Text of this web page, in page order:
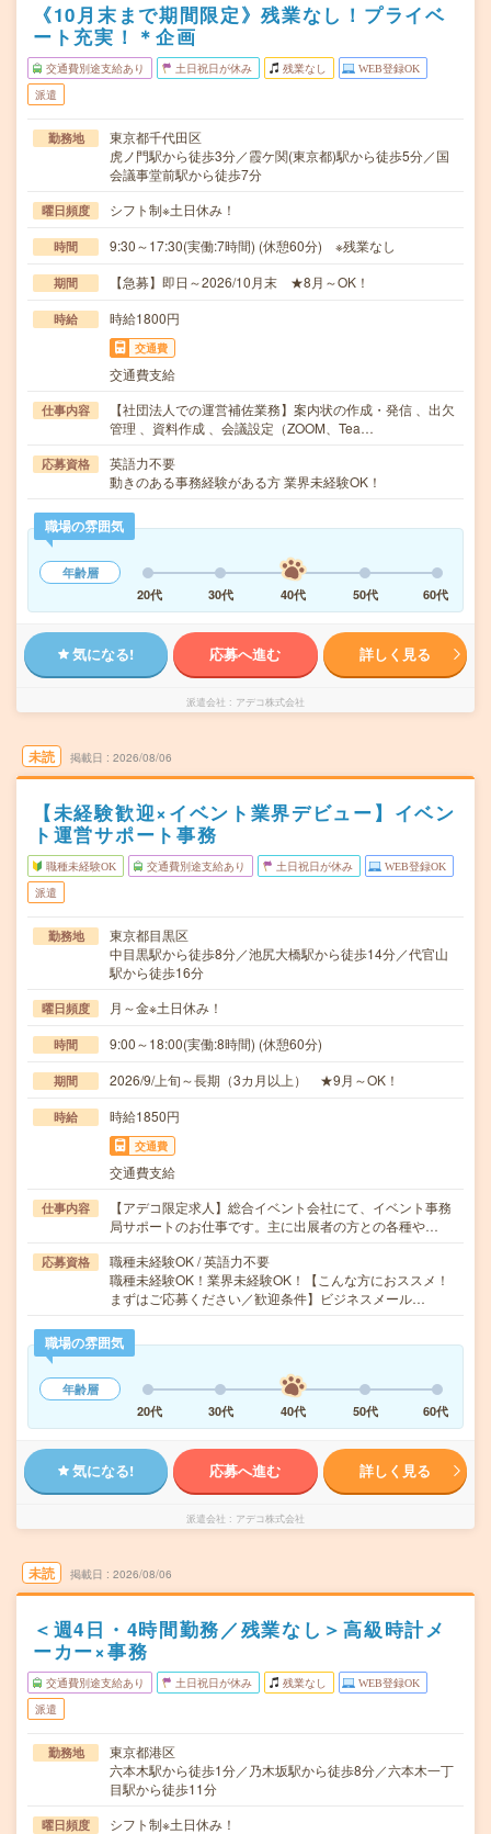
《10月末まで期間限定》残業なし！プライベ
ート充実！＊企画
交通費別途支給あり 土日祝日が休み 残業なし WEB登録OK
派遣
勤務地
東京都千代田区
虎ノ門駅から徒歩3分／霞ケ関(東京都)駅から徒歩5分／国
会議事堂前駅から徒歩7分
曜日頻度 シフト制※土日休み！
時間 9:30～17:30(実働:7時間) (休憩60分) ※残業なし
期間 【急募】即日～2026/10月末 ★8月～OK！
時給 時給1800円
交通費
交通費支給
仕事内容
【社団法人での運営補佐業務】案内状の作成・発信 、出欠
管理 、資料作成 、会議設定（ZOOM、Tea…
応募資格
英語力不要
動きのある事務経験がある方 業界未経験OK！
職場の雰囲気
年齢層
20代
30代 40代 50代 60代
気になる! 応募へ進む 詳しく見る
派遣会社 アデコ株式会社
未読 掲載日 2026/08/06
【未経験歓迎×イベント業界デビュー】イベン
ト運営サポート事務
職種未経験OK 交通費別途支給あり 土日祝日が休み WEB登録OK
派遣
勤務地
東京都目黒区
中目黒駅から徒歩8分／池尻大橋駅から徒歩14分／代官山
駅から徒歩16分
曜日頻度 月～金※土日休み！
時間 9:00～18:00(実働:8時間) (休憩60分)
期間 2026/9/上旬～長期（3カ月以上） ★9月～OK！
時給 時給1850円
交通費
交通費支給
仕事内容
【アデコ限定求人】総合イベント会社にて、イベント事務
局サポートのお仕事です。主に出展者の方との各種や…
応募資格
職種未経験OK / 英語力不要
職種未経験OK！業界未経験OK！【こんな方におススメ！
まずはご応募ください／歓迎条件】ビジネスメール…
職場の雰囲気
年齢層
20代
30代 40代 50代 60代
気になる! 応募へ進む 詳しく見る
派遣会社 アデコ株式会社
未読 掲載日 2026/08/06
＜週4日・4時間勤務／残業なし＞高級時計メ
ーカー×事務
交通費別途支給あり 土日祝日が休み 残業なし WEB登録OK
派遣
勤務地
東京都港区
六本木駅から徒歩1分／乃木坂駅から徒歩8分／六本木一丁
目駅から徒歩11分
曜日頻度 シフト制※土日休み！